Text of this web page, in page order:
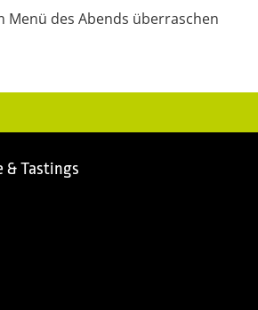
Menü des Abends überraschen
& Tastings